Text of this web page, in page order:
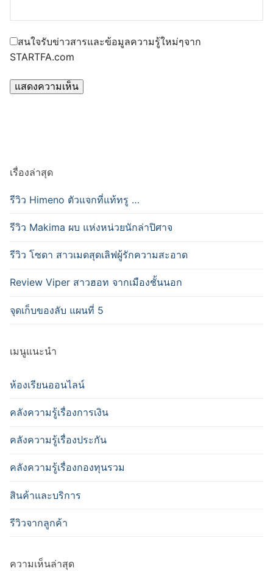
สนใจรับข่าวสารและข้อมูลความรู้ใหม่ๆจาก
STARTFA.com
เรื่องล่าสุด
รีวิว Himeno ตัวแจกที่แท้ทรู …
รีวิว Makima ผบ แห่งหน่วยนักล่าปิศาจ
รีวิว โซดา สาวเมดสุดเลิฟผู้รักความสะอาด
Review Viper สาวฮอท จากเมืองชั้นนอก
จุดเก็บของลับ แผนที่ 5
เมนูแนะนำ
ห้องเรียนออนไลน์
คลังความรู้เรื่องการเงิน
คลังความรู้เรื่องประกัน
คลังความรู้เรื่องกองทุนรวม
สินค้าและบริการ
รีวิวจากลูกค้า
ความเห็นล่าสุด